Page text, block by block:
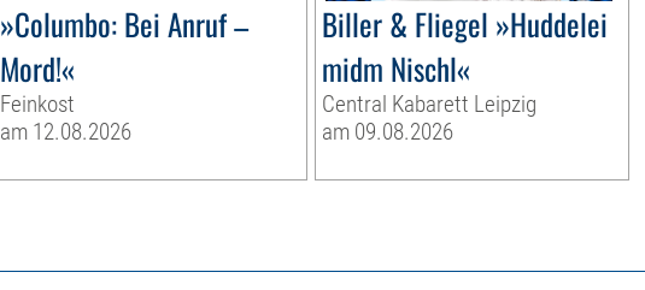
»Columbo: Bei Anruf –
Mord!«
Feinkost
am 12.08.2026
Biller & Fliegel »Huddelei
midm Nischl«
Central Kabarett Leipzig
am 09.08.2026